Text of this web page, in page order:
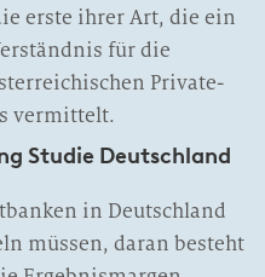
erste ihrer Art, die ein
für die
Private-
vermittelt.
Studie Deutschland
in Deutschland
müssen, daran besteht